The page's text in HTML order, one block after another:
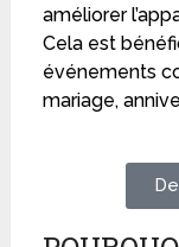
améliorer
Cela est
événements
mariage,